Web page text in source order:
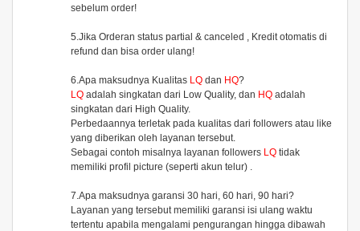
sebelum order!
5.Jika Orderan status partial & canceled , Kredit otomatis di
refund dan bisa order ulang!
6.Apa maksudnya Kualitas LQ dan HQ?
LQ adalah singkatan dari Low Quality, dan HQ adalah
singkatan dari High Quality.
Perbedaannya terletak pada kualitas dari followers atau like
yang diberikan oleh layanan tersebut.
Sebagai contoh misalnya layanan followers LQ tidak
memiliki profil picture (seperti akun telur) .
7.Apa maksudnya garansi 30 hari, 60 hari, 90 hari?
Layanan yang tersebut memiliki garansi isi ulang waktu
tertentu apabila mengalami pengurangan hingga dibawah